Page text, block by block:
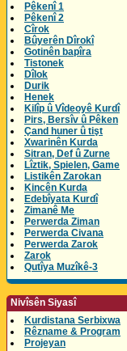
Pêkenî 1
Pêkenî 2
Cîrok
Bûyerên Dîrokî
Gotinên bapîra
Tistonek
Dîlok
Durik
Henek
Kilîp û Vîdeoyê Kurdî
Pirs, Bersîv û Pêken
Çand huner û tişt
Xwarinên Kurda
Sitran, Def û Zurne
Lîztik, Spielen, Game
Listikên Zarokan
Kincên Kurda
Edebîyata Kurdî
Zimanê Me
Perwerda Ziman
Perwerda Civana
Perwerda Zarok
Zarok
Qutîya Muzîkê-3
Nivîsên Siyasî
Kurdistana Serbixwa
Rêzname & Program
Projeyan